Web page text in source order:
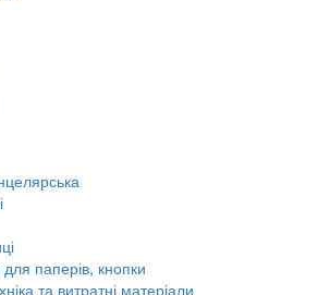
для паперів, кнопки
та витратні матеріали